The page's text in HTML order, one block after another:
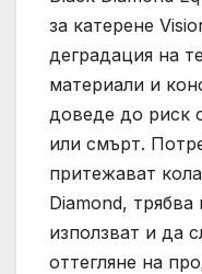
за катерене
деградация на
материали и
доведе до риск
или смърт.
притежават
Diamond,
използват и да
оттегляне на